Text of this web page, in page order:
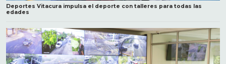
Deportes Vitacura impulsa el deporte con talleres para todas las
edades